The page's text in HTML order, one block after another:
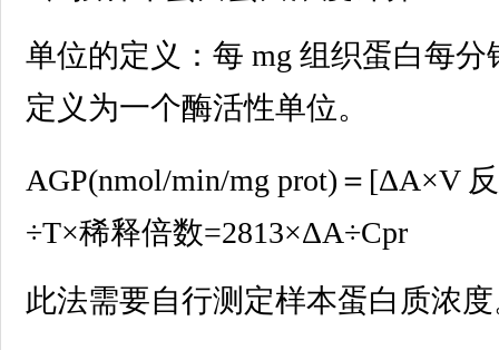
单位的定义：每 mg 组织蛋白每分
定义为一个酶活性单位。
AGP(nmol/min/mg prot)＝[ΔA×V
÷T×稀释倍数=2813×ΔA÷Cpr
此法需要自行测定样本蛋白质浓